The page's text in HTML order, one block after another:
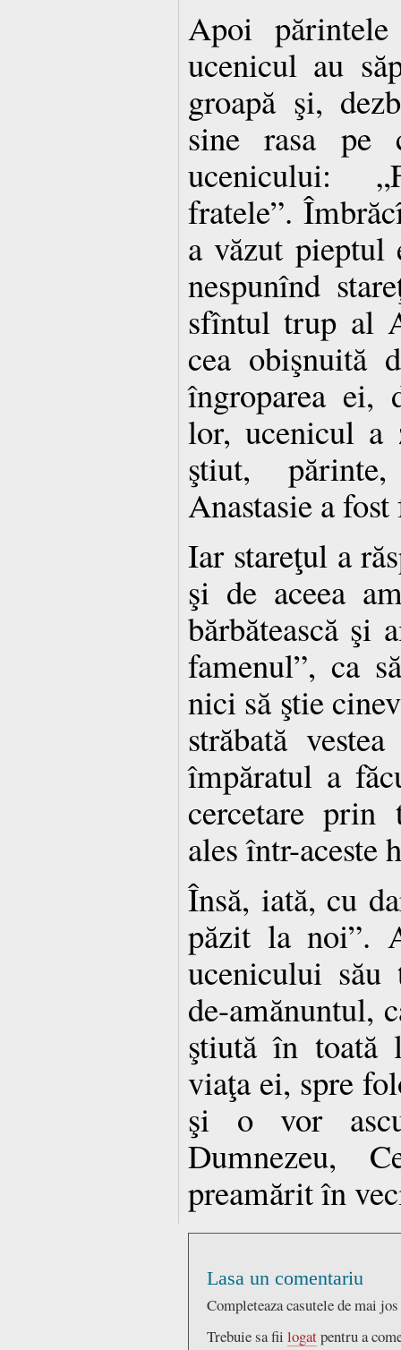
Apoi
ucenicul au
groapă şi,
sine rasa
ucenicului:
fratele”.
a văzut pieptul
nespunînd
sfîntul trup al
cea obişnuită
îngroparea ei,
lor, ucenicul a
ştiut,
Anastasie a
Iar stareţul a
şi de aceea
bărbătească şi
famenul”, ca
nici să ştie
străbată
împăratul a
cercetare
ales într-aceste
Însă, iată, cu
păzit la noi”.
ucenicului
de-amănuntul,
ştiută în toată
viaţa ei, spre
şi o vor
Dumnezeu,
preamărit în
Lasa un comentariu
Completeaza casutele de mai
Trebuie sa fii logatpentru a